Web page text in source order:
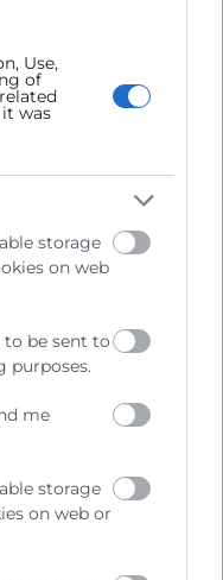
Use,
of
was
storage
on web
be sent to
purposes.
me
storage
on web or
de apoyo a
y extensión de la
empresas
de los futuros
también contribuye
capaz de
profesionales
de derecho público,